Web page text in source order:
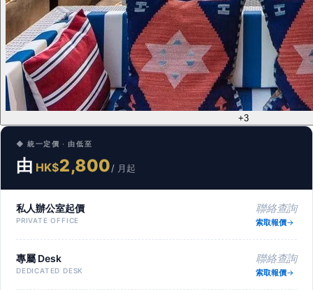
+3
◆ 統一定價 · 由低至
由 HK$2,800/ 月起
私人辦公室起價
PRIVATE OFFICE
聯絡查詢
索取報價
專屬 Desk
DEDICATED DESK
聯絡查詢
索取報價